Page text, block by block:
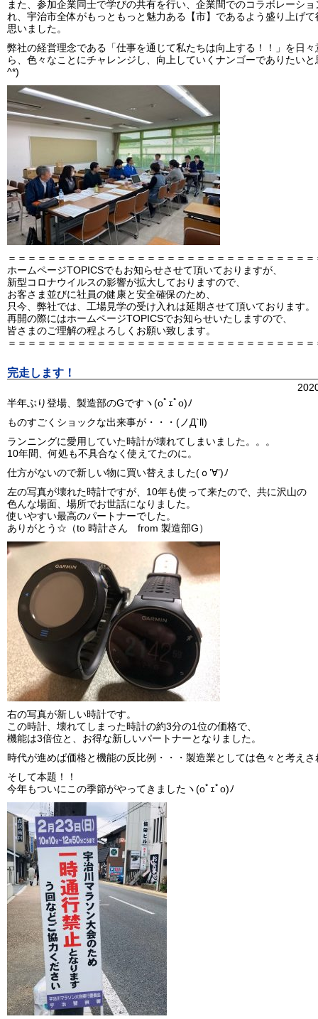
また、参加企業同士で学びの共有を行い、企業間でのコラボレーショ
れ、宇治市全体がもっともっと魅力ある【市】であるよう盛り上げて
思いました。
弊社の経営理念である「仕事を通じて私たちは向上する！！」を日々
ら、色々なことにチャレンジし、向上していくナンゴーでありたい
^*)
＝＝＝＝＝＝＝＝＝＝＝＝＝＝＝＝＝＝＝＝＝＝＝＝＝＝＝＝＝＝＝
ホームページTOPICSでもお知らせさせて頂いておりますが、
新型コロナウイルスの影響が拡大しておりますので、
お客さま並びに社員の健康と安全確保のため、
只今、弊社では、工場見学の受け入れは延期させて頂いております。
再開の際にはホームページTOPICSでお知らせいたしますので、
皆さまのご理解の程よろしくお願い致します。
＝＝＝＝＝＝＝＝＝＝＝＝＝＝＝＝＝＝＝＝＝＝＝＝＝＝＝＝＝＝＝
完走します！
半年ぶり登場、製造部のGですヽ(oﾟｪﾟo)ﾉ
ものすごくショックな出来事が・・・(ノД`ll)
ランニングに愛用していた時計が壊れてしまいました。。。
10年間、何処も不具合なく使えてたのに。
仕方がないので新しい物に買い替えました(ｏ’∀’)ﾉ
左の写真が壊れた時計ですが、10年も使って来たので、共に沢山の
色んな場面、場所でお世話になりました。
使いやすい最高のパートナーでした。
ありがとう☆（to 時計さん from 製造部G）
右の写真が新しい時計です。
この時計、壊れてしまった時計の約3分の1位の価格で、
機能は3倍位と、お得な新しいパートナーとなりました。
時代が進めば価格と機能の反比例・・・製造業としては色々と考えさ
そして本題！！
今年もついにこの季節がやってきましたヽ(oﾟｪﾟo)ﾉ